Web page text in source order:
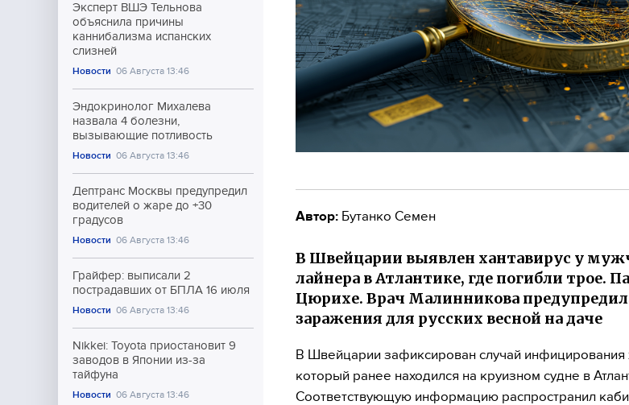
Эксперт ВШЭ Тельнова
объяснила причины
каннибализма испанских
слизней
Новости 06 Августа 13:46
Эндокринолог Михалева
назвала 4 болезни,
вызывающие потливость
Новости 06 Августа 13:46
Дептранс Москвы предупредил
водителей о жаре до +30
градусов
Новости 06 Августа 13:46
Грайфер: выписали 2
пострадавших от БПЛА 16 июля
Новости 06 Августа 13:46
Nikkei: Toyota приостановит 9
заводов в Японии из-за
тайфуна
Новости 06 Августа 13:46
Автор: Бутанко Семен
В Швейцарии выявлен хантавирус у
лайнера в Атлантике, где погибли трое.
Цюрихе. Врач Малинникова
заражения для русских весной на даче
В Швейцарии зафиксирован случай инфицирования
который ранее находился на круизном судне в
Соответствующую информацию распространил